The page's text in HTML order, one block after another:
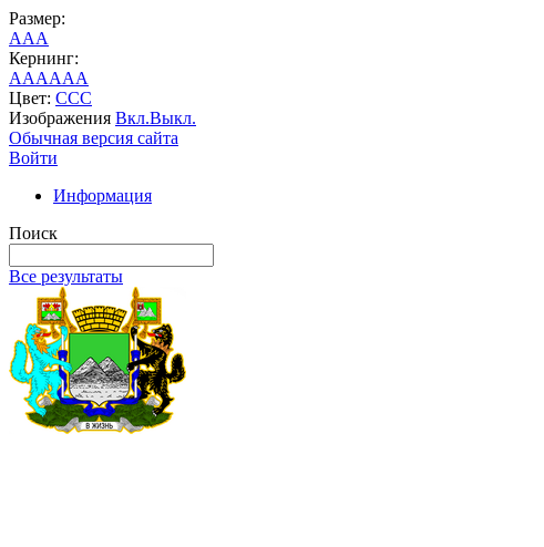
Размер:
AAA
Кернинг:
AAAAAA
Цвет: CCC
Изображения Вкл.Выкл.
Обычная версия сайта
Войти
Информация
Поиск
Все результаты